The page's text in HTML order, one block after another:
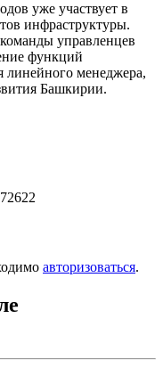
уже участвует в
инфраструктуры.
управленцев
функций
линейного менеджера,
Башкирии.
авторизоваться.